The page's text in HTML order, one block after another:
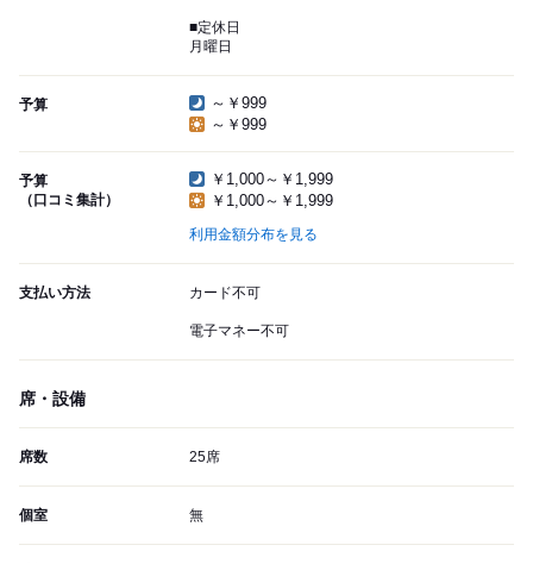
■定休日
月曜日
予算
～￥999
～￥999
予算
（口コミ集計）
￥1,000～￥1,999
￥1,000～￥1,999
利用金額分布を見る
支払い方法 カード不可
電子マネー不可
席・設備
席数 25席
個室 無